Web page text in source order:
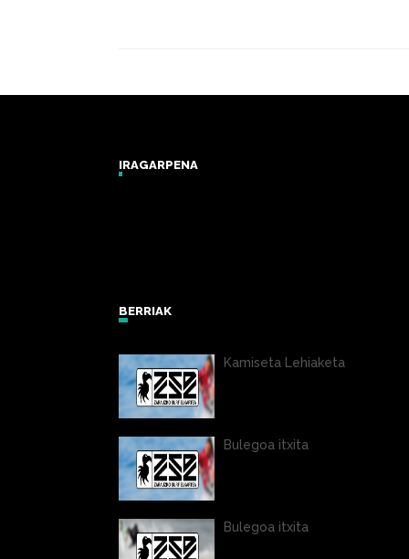
IRAGARPENA
BERRIAK
Kamiseta Lehiaketa
Bulegoa itxita
Bulegoa itxita